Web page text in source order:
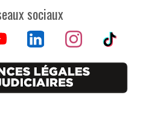
sociaux